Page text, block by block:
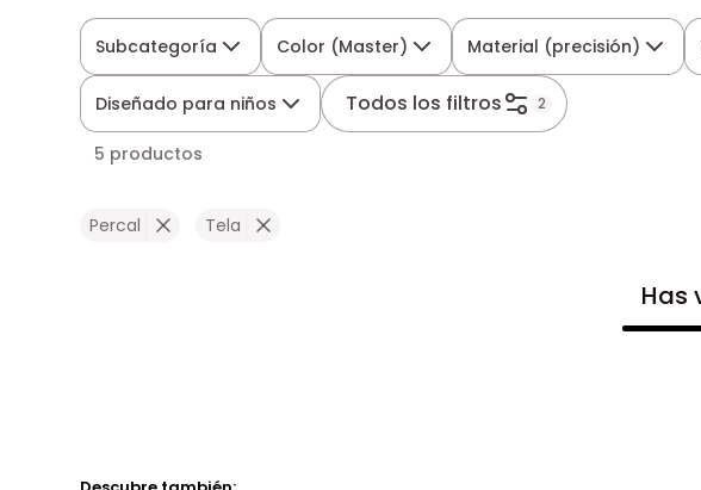
Subcategoría Color (Master) Material (precisión)
Diseñado para niños Todos los filtros 2
5 productos
Percal Tela
Has